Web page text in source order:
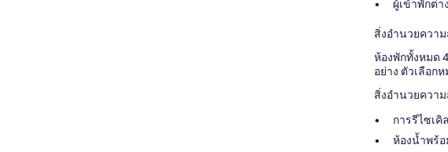
ผู้เข้าพักต่
สิ่งอำนวยควา
ห้องพักทั้งหมด
อย่าง ตัวเลือก
สิ่งอำนวยควา
การรีไซเ
ห้องน้ำพร้